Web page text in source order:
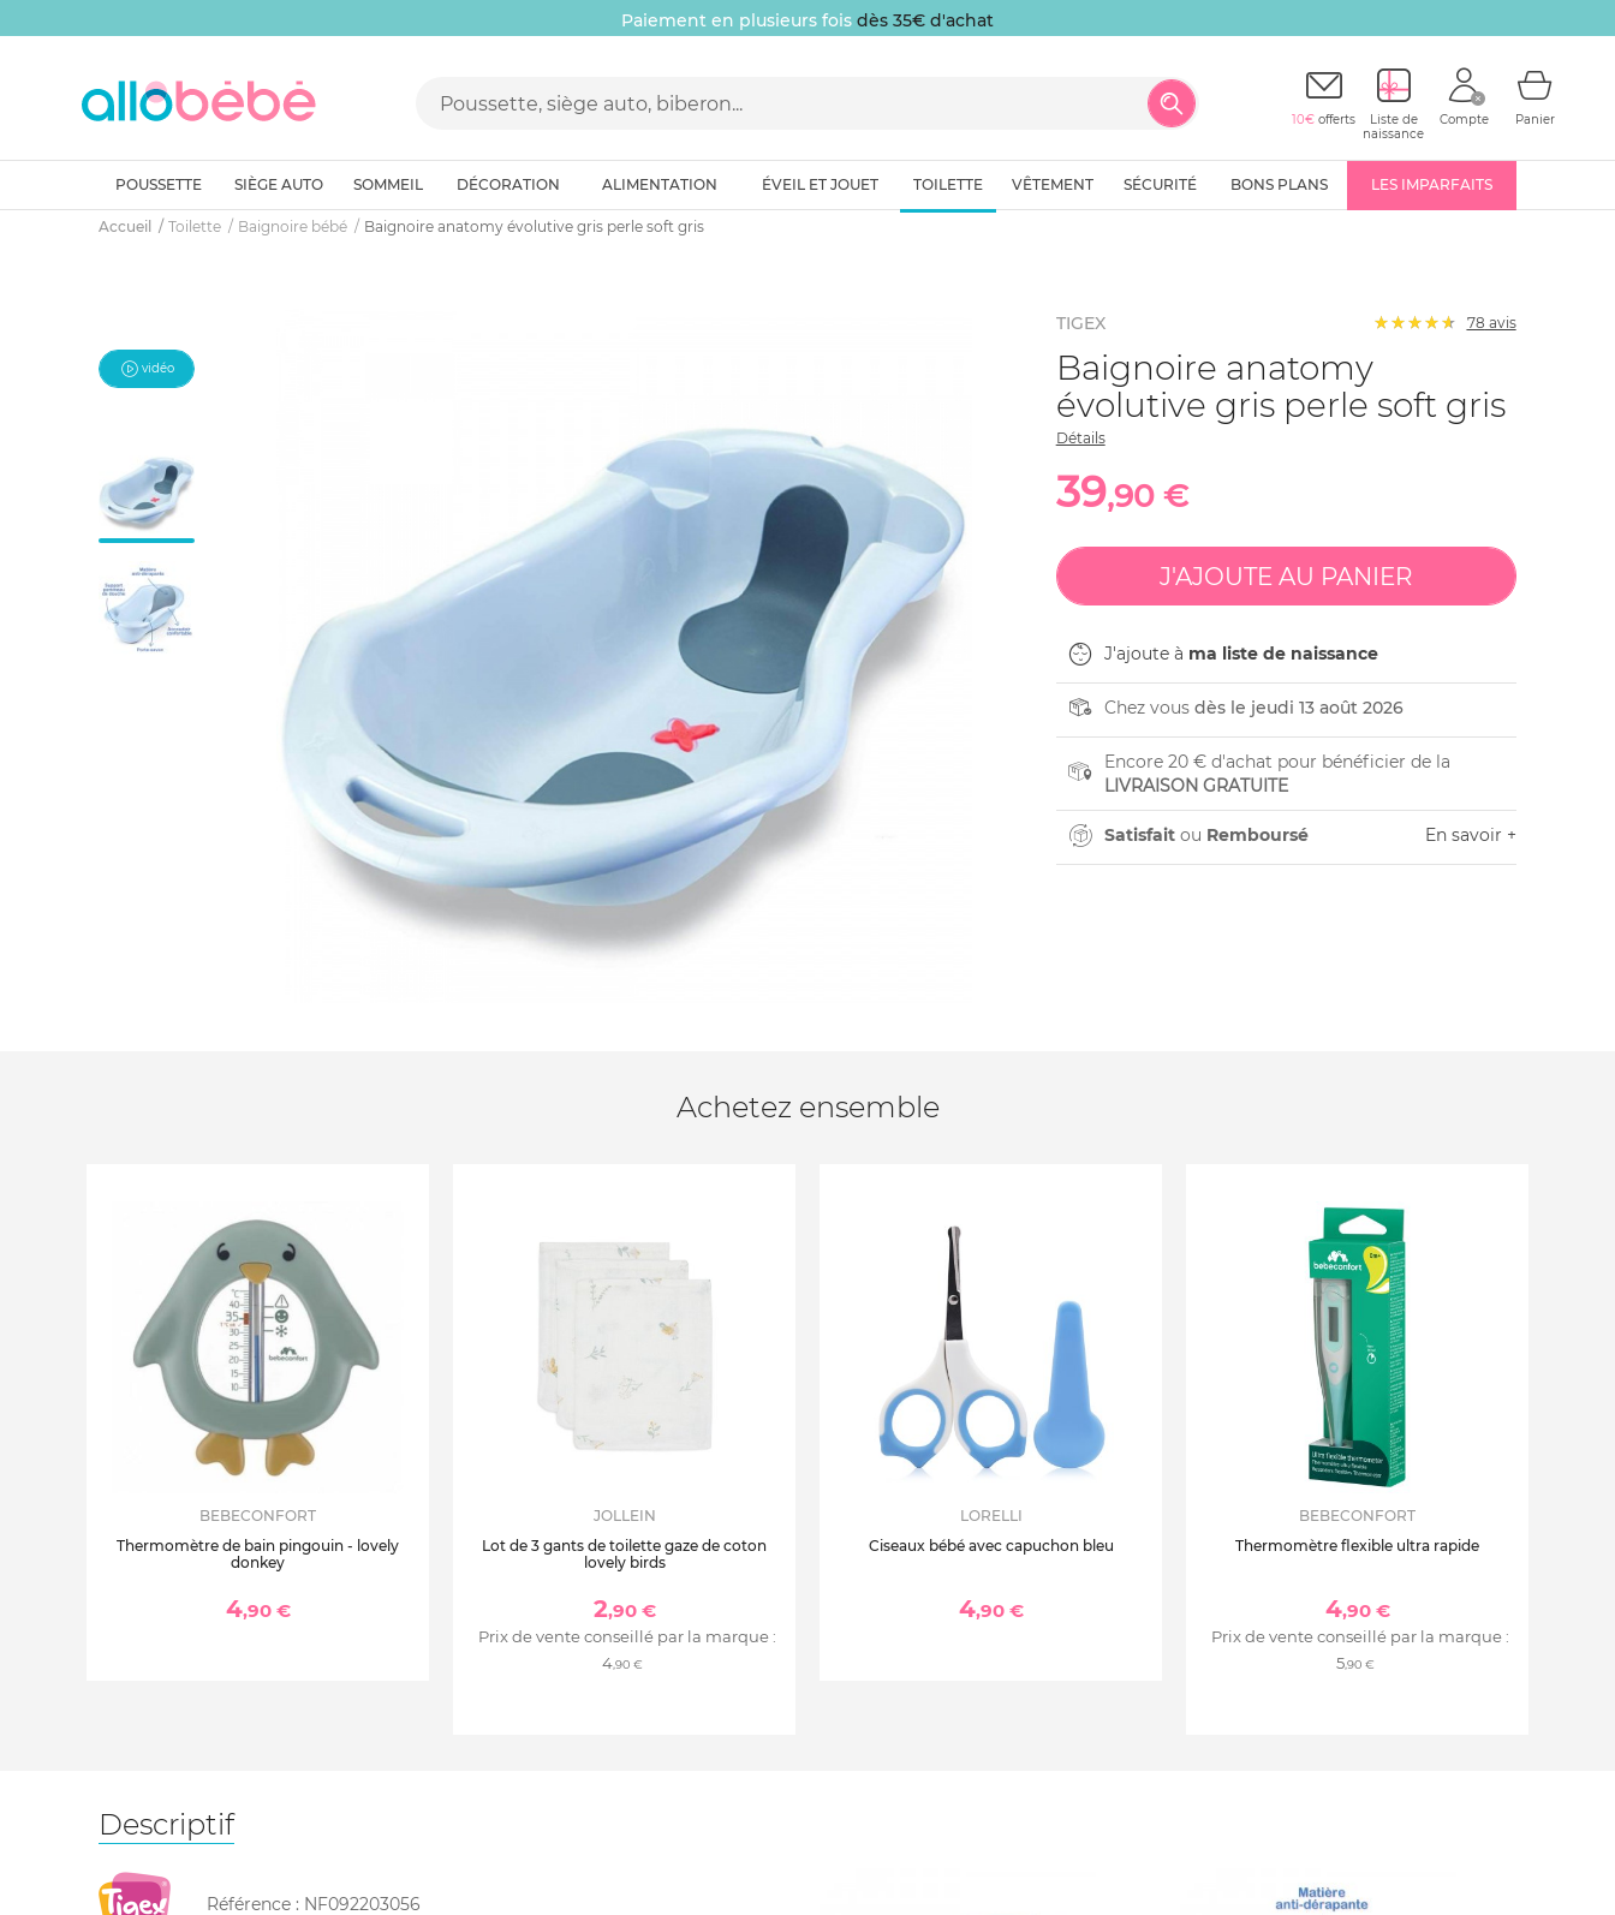
Paiement en plusieurs fois dès 35€ d'achat
10€ offerts
Liste de
naissance
Compte Panier
POUSSETTE SIÈGE AUTO SOMMEIL DÉCORATION ALIMENTATION ÉVEIL ET JOUET TOILETTE VÊTEMENT SÉCURITÉ BONS PLANS LES IMPARFAITS
Accueil Toilette Baignoire bébé Baignoire anatomy évolutive gris perle soft gris
vidéo
TIGEX 78 avis
Baignoire anatomy
évolutive gris perle soft gris
Détails
39,90 €
J'ajoute à ma liste de naissance
Chez vous dès le jeudi 13 août 2026
Encore 20 € d'achat pour bénéficier de la
LIVRAISON GRATUITE
Satisfaitou Remboursé En savoir +
Achetez ensemble
BEBECONFORT
Thermomètre de bain pingouin - lovely
donkey
4,90 €
JOLLEIN
Lot de 3 gants de toilette gaze de coton
lovely birds
2,90 €
Prix de vente conseillé par la marque :
4,90 €
LORELLI
Ciseaux bébé avec capuchon bleu
4,90 €
BEBECONFORT
Thermomètre flexible ultra rapide
4,90 €
Prix de vente conseillé par la marque :
5,90 €
Descriptif
Référence : NF092203056